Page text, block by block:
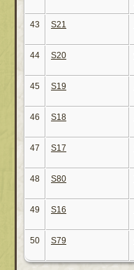
43 S21
44 S20
45 S19
46 S18
47 S17
48 S80
49 S16
50 S79